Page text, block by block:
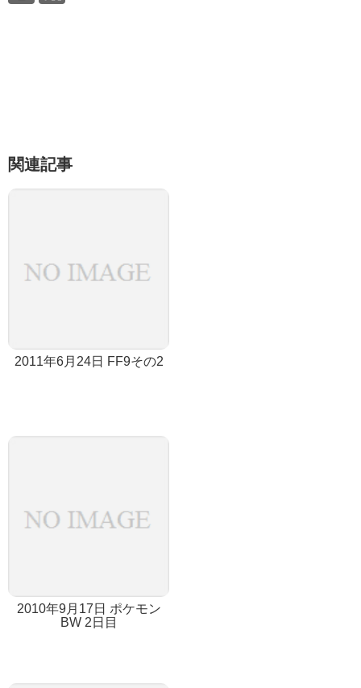
関連記事
2011年6月24日 FF9その2
2010年9月17日 ポケモン
BW 2日目